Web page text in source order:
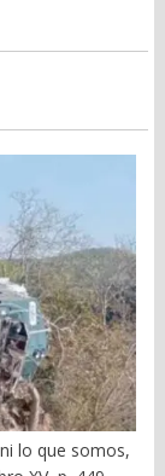
lo que somos,